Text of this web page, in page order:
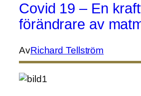
Covid 19 – En
förändrare av
AvRichard Tellström